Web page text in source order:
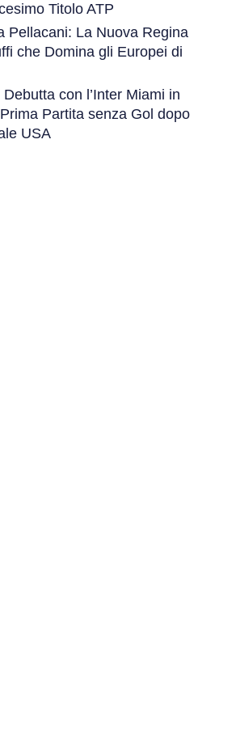
Titolo ATP
Pellacani: La Nuova Regina
che Domina gli Europei di
Debutta con l’Inter Miami in
Partita senza Gol dopo
USA